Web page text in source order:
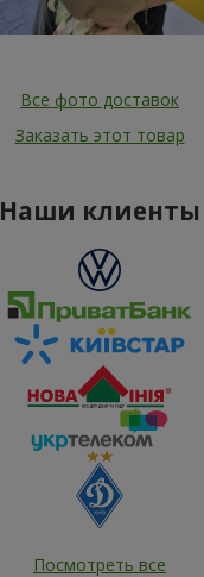
Все фото доставок
Заказать этот товар
Наши клиенты
Посмотреть все